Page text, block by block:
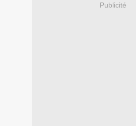
Publicité